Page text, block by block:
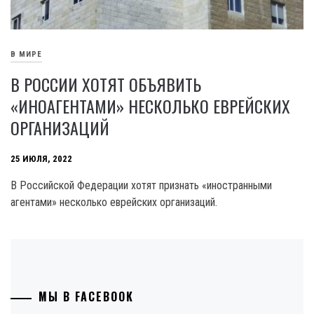
В МИРЕ
В РОССИИ ХОТЯТ ОБЪЯВИТЬ
«ИНОАГЕНТАМИ» НЕСКОЛЬКО ЕВРЕЙСКИХ
ОРГАНИЗАЦИЙ
25 ИЮЛЯ, 2022
В Российской Федерации хотят признать «иностранными
агентами» несколько еврейских организаций.
МЫ В FACEBOOK